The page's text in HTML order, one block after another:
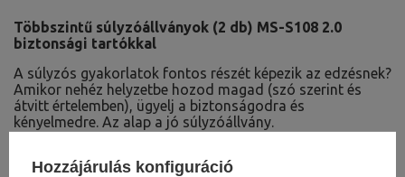
Többszintű súlyzóállványok (2 db) MS-S108 2.0
biztonsági tartókkal
A súlyzós gyakorlatok fontos részét képezik az edzésnek?
Amikor nehéz helyzetbe hozod magad (szó szerint és
átvitt értelemben), ügyelj a biztonságodra és
kényelmedre. Az alap a jó súlyzóállvány.
Hozzájárulás konfiguráció